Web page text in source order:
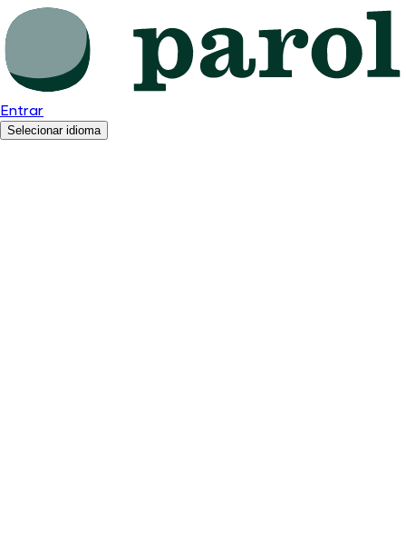
Entrar
Selecionar idioma